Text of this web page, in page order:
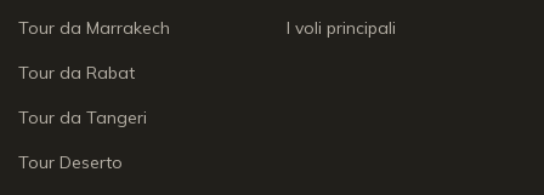
Tour da Marrakech
Tour da Rabat
Tour da Tangeri
Tour Deserto
I voli principali